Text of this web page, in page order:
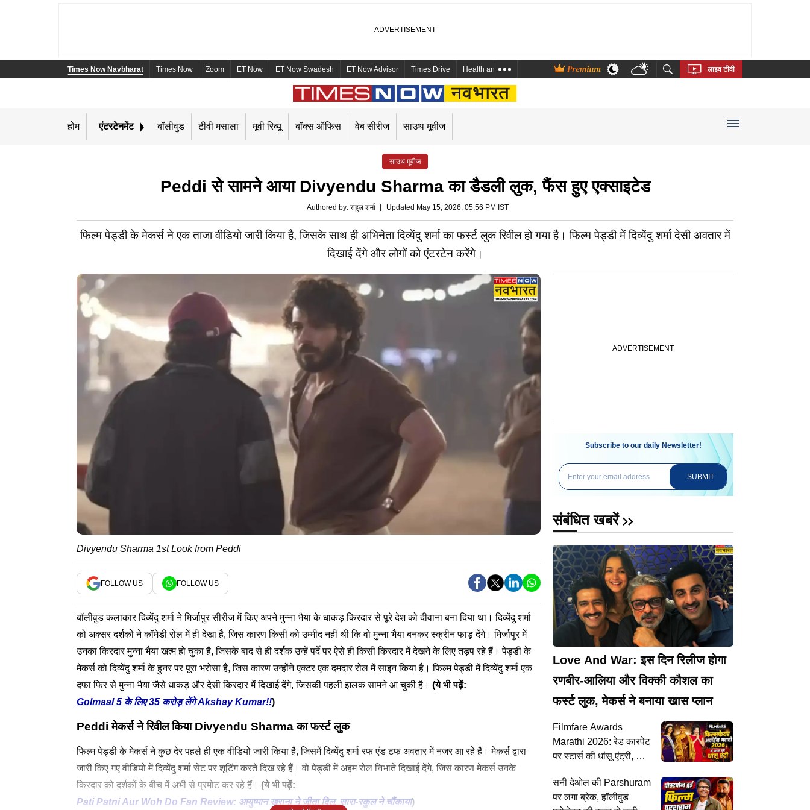
Times Now Navbharat Times Now Zoom ET Now ET Now Swadesh ET Now Advisor Times Drive Health and Me Bengali Telugu Tamil Kannada Malayalam
लाइव टीवी
होम एंटरटेनमेंट बॉलीवुड टीवी मसाला मूवी रिव्यू बॉक्स ऑफिस वेब सीरीज साउथ मूवीज
साउथ मूवीज
Peddi से सामने आया Divyendu Sharma का डैडली लुक, फैंस हुए एक्साइटेड
Authored by: राहुल शर्मा Updated May 15, 2026, 05:56 PM IST
फिल्म पेड्डी के मेकर्स ने एक ताजा वीडियो जारी किया है, जिसके साथ ही अभिनेता दिव्येंदु शर्मा का फर्स्ट लुक रिवील हो गया है। फिल्म पेड्डी में दिव्येंदु शर्मा देसी अवतार में
दिखाई देंगे और लोगों को एंटरटेन करेंगे।
Divyendu Sharma 1st Look from Peddi
FOLLOW US FOLLOW US
बॉलीवुड कलाकार दिव्येंदु शर्मा ने मिर्जापुर सीरीज में किए अपने मुन्ना भैया के धाकड़ किरदार से पूरे देश को दीवाना बना दिया था। दिव्येंदु शर्मा
को अक्सर दर्शकों ने कॉमेडी रोल में ही देखा है, जिस कारण किसी को उम्मीद नहीं थी कि वो मुन्ना भैया बनकर स्क्रीन फाड़ देंगे। मिर्जापुर में
उनका किरदार मुन्ना भैया खत्म हो चुका है, जिसके बाद से ही दर्शक उन्हें पर्दे पर ऐसे ही किसी किरदार में देखने के लिए तड़प रहे हैं। पेड्डी के
मेकर्स को दिव्येंदु शर्मा के हुनर पर पूरा भरोसा है, जिस कारण उन्होंने एक्टर एक दमदार रोल में साइन किया है। फिल्म पेड्डी में दिव्येंदु शर्मा एक
दफा फिर से मुन्ना भैया जैसे धाकड़ और देसी किरदार में दिखाई देंगे, जिसकी पहली झलक सामने आ चुकी है। (ये भी पढ़ें:
Golmaal 5 के लिए 35 करोड़ लेंगे Akshay Kumar!!)
Peddi मेकर्स ने रिवील कियाDivyendu Sharmaका फर्स्ट लुक
फिल्म पेड्डी के मेकर्स ने कुछ देर पहले ही एक वीडियो जारी किया है, जिसमें दिव्येंदु शर्मा रफ एंड टफ अवतार में नजर आ रहे हैं। मेकर्स द्वारा
जारी किए गए वीडियो में दिव्येंदु शर्मा सेट पर शूटिंग करते दिख रहे हैं। वो पेड्डी में अहम रोल निभाते दिखाई देंगे, जिस कारण मेकर्स उनके
किरदार को दर्शकों के बीच में अभी से प्रमोट कर रहे हैं। (ये भी पढ़ें:
Pati Patni Aur Woh Do Fan Review: आयुष्मान खुराना ने जीता दिल, सारा-रकुल ने चौंकाया)
Subscribe to our daily Newsletter!
SUBMIT
संबंधित खबरें
Love And War: इस दिन रिलीज होगा
रणबीर-आलिया और विक्की कौशल का
फर्स्ट लुक, मेकर्स ने बनाया खास प्लान
Filmfare Awards
Marathi 2026: रेड कारपेट
पर स्टार्स की धांसू एंट्री, कौन
ट्रॉफी?
सनी देओल की Parshuram
पर लगा ब्रेक, हॉलीवुड